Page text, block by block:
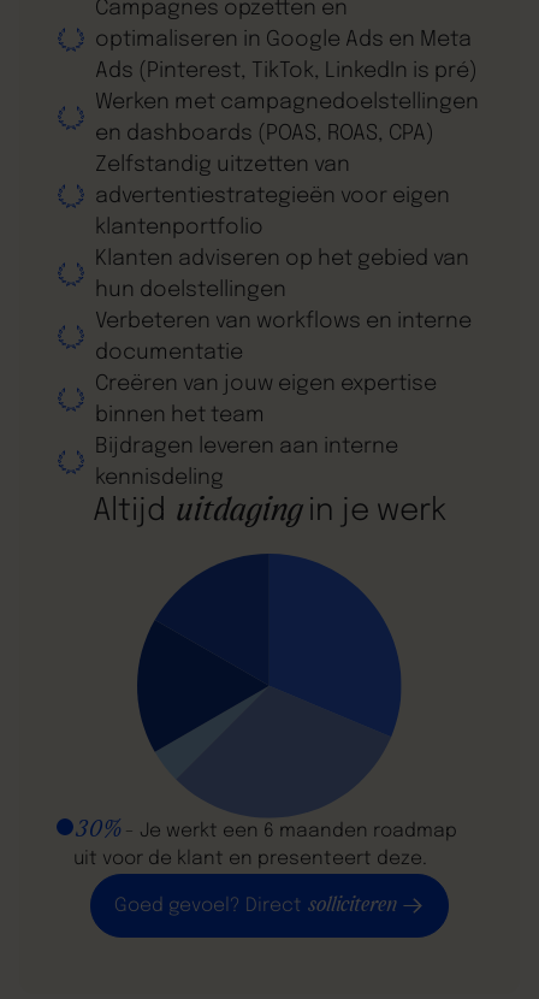
Campagnes opzetten en
optimaliseren in Google Ads en Meta
Ads (Pinterest, TikTok, LinkedIn is pré)
Werken met campagnedoelstellingen
en dashboards (POAS, ROAS, CPA)
Zelfstandig uitzetten van
advertentiestrategieën voor eigen
klantenportfolio
Klanten adviseren op het gebied van
hun doelstellingen
Verbeteren van workflows en interne
documentatie
Creëren van jouw eigen expertise
binnen het team
Bijdragen leveren aan interne
kennisdeling
Altijd uitdagingin je werk
30%- Je werkt een 6 maanden roadmap
uit voor de klant en presenteert deze.
Goed gevoel? Direct solliciteren